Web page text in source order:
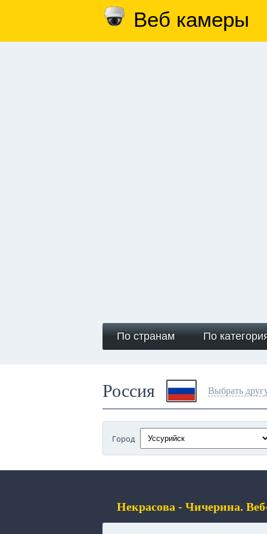
Веб камеры
По странам По
Россия Выбрать
Город
Некрасова - Чичерина.